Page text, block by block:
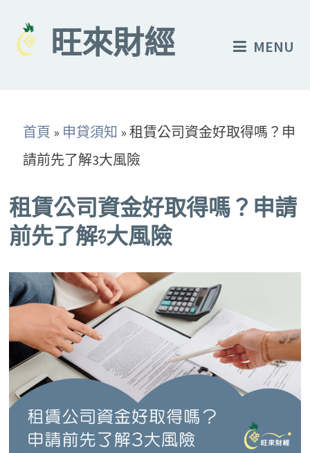
content
旺來財經 MENU
首頁 » 申貸須知 »租賃公司資金好取得嗎？申
請前先了解3大風險
租賃公司資金好取得嗎？申請
前先了解3大風險